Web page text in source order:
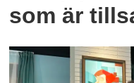
som är